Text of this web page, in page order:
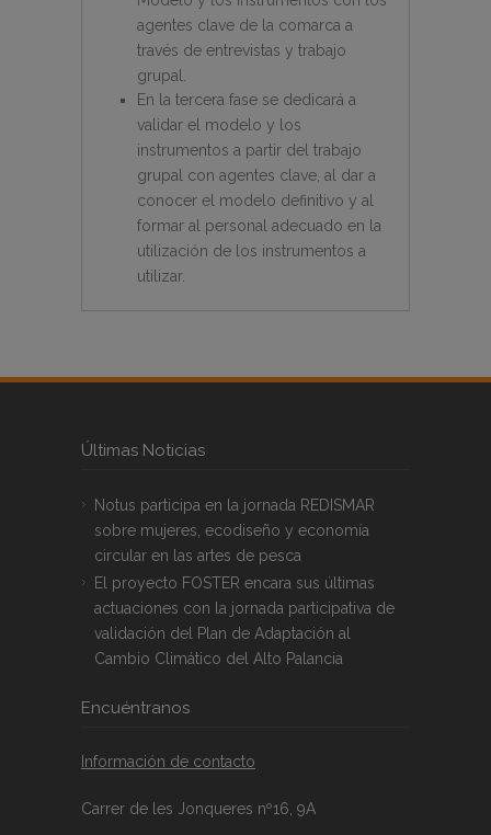
agentes clave de la comarca a
través de entrevistas y trabajo
grupal.
En la tercera fase se dedicará a
validar el modelo y los
instrumentos a partir del trabajo
grupal con agentes clave, al dar a
conocer el modelo definitivo y al
formar al personal adecuado en la
utilización de los instrumentos a
utilizar.
Últimas Noticias
Notus participa en la jornada REDISMAR
sobre mujeres, ecodiseño y economía
circular en las artes de pesca
El proyecto FOSTER encara sus últimas
actuaciones con la jornada participativa de
validación del Plan de Adaptación al
Cambio Climático del Alto Palancia
Encuéntranos
Información de contacto
Carrer de les Jonqueres nº16, 9A